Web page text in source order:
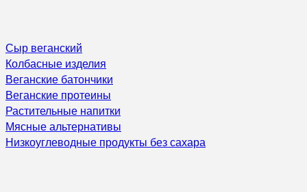
Сыр веганский
Колбасные изделия
Веганские батончики
Веганские протеины
Растительные напитки
Мясные альтернативы
Низкоуглеводные продукты без сахара